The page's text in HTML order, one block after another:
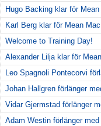
Hugo Backing klar för
Karl Berg klar för Mean
Welcome to Training Day!
Alexander Lilja klar för
Leo Spagnoli Pontecorvi
Johan Hallgren förlänger
Vidar Gjermstad förlänger
Adam Westin förlänger